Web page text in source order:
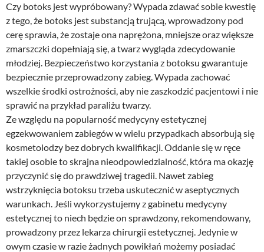
Czy botoks jest wypróbowany? Wypada zdawać sobie kwestię
z tego, że botoks jest substancją trującą, wprowadzony pod
cerę sprawia, że zostaje ona naprężona, mniejsze oraz większe
zmarszczki dopełniają się, a twarz wygląda zdecydowanie
młodziej. Bezpieczeństwo korzystania z botoksu gwarantuje
bezpiecznie przeprowadzony zabieg. Wypada zachować
wszelkie środki ostrożności, aby nie zaszkodzić pacjentowi i nie
sprawić na przykład paraliżu twarzy.
Ze względu na popularność medycyny estetycznej
egzekwowaniem zabiegów w wielu przypadkach absorbują się
kosmetolodzy bez dobrych kwalifikacji. Oddanie się w ręce
takiej osobie to skrajna nieodpowiedzialność, która ma okazję
przyczynić się do prawdziwej tragedii. Nawet zabieg
wstrzyknięcia botoksu trzeba uskutecznić w aseptycznych
warunkach. Jeśli wykorzystujemy z gabinetu medycyny
estetycznej to niech będzie on sprawdzony, rekomendowany,
prowadzony przez lekarza chirurgii estetycznej. Jedynie w
owym czasie w razie żadnych powikłań możemy posiadać